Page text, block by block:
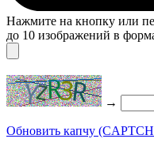
Нажмите на кнопку или
до 10 изображений в
→
Обновить капчу